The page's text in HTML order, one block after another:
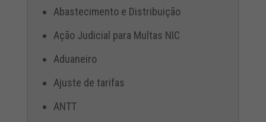
Abastecimento e Distribuição
Ação Judicial para Multas NIC
Aduaneiro
Ajuste de tarifas
ANTT